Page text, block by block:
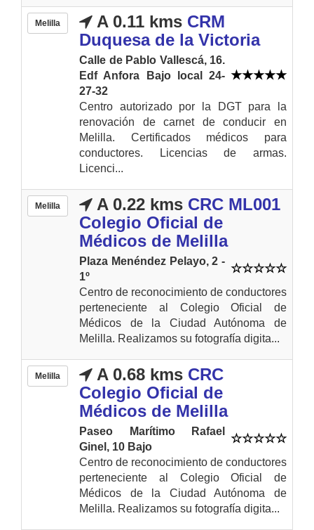
Melilla A 0.11 kms CRM
Duquesa de la Victoria
Calle de Pablo Vallescá, 16.
Edf Anfora Bajo local 24-
27-32
Centro autorizado por la DGT para la
renovación de carnet de conducir en
Melilla. Certificados médicos para
conductores. Licencias de armas.
Licenci...
Melilla A 0.22 kms CRC ML001
Colegio Oficial de
Médicos de Melilla
Plaza Menéndez Pelayo, 2 -
1º
Centro de reconocimiento de conductores
perteneciente al Colegio Oficial de
Médicos de la Ciudad Autónoma de
Melilla. Realizamos su fotografía digita...
Melilla A 0.68 kms CRC
Colegio Oficial de
Médicos de Melilla
Paseo Marítimo Rafael
Ginel, 10 Bajo
Centro de reconocimiento de conductores
perteneciente al Colegio Oficial de
Médicos de la Ciudad Autónoma de
Melilla. Realizamos su fotografía digita...